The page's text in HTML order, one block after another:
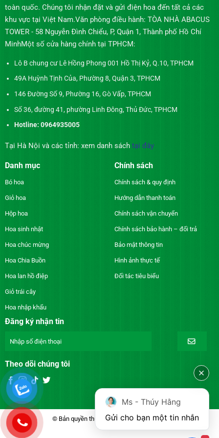
toàn quốc. Chúng tôi nhận đặt và gửi điện hoa đến tất cả các
khu vực tại Việt Nam.Văn phòng điều hành: TÒA NHÀ ABACUS
TOWER - 58 Nguyễn Đình Chiểu, P, Quận 1, Thành phố Hồ Chí
MinhMột số cửa hàng chính tại TPHCM:
Lô B chung cư Lê Hồng Phong 001 Hồ Thị Kỷ, Q.10, TPHCM
49A Huỳnh Tịnh Của, Phường 8, Quận 3, TPHCM
146 Đường Số 9, Phường 16, Gò Vấp, TPHCM
Số 36, đường 41, phường Linh Đông, Thủ Đức, TPHCM
Hotline: 0964935005
Tại Hà Nội và các tỉnh: xem danh sách tại đây
Danh mục
Bó hoa
Giỏ hoa
Hộp hoa
Hoa sinh nhật
Hoa chúc mừng
Hoa Chia Buồn
Hoa lan hồ điệp
Giỏ trái cây
Hoa nhập khẩu
Chính sách
Chính sách & quy định
Hướng dẫn thanh toán
Chính sách vận chuyển
Chính sách bảo hành – đổi trả
Bảo mật thông tin
Hình ảnh thực tế
Đối tác tiêu biểu
Đăng ký nhận tin
Theo dõi chúng tôi
© Bản quyền thuộc về DienhoaXANH.com
Ms - Thúy Hằng
Gửi cho bạn một tin nhắn